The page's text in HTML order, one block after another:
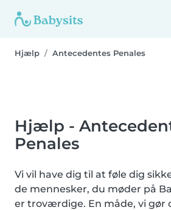
Hjælp Antecedentes Penales
Hjælp -
Penales
Vi vil have dig til at føle dig
de mennesker, du møder på
er troværdige. En måde, vi gør